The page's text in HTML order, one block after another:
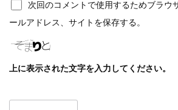
次回のコメントで使用するためブラウ
ールアドレス、サイトを保存する。
上に表示された文字を入力してください。